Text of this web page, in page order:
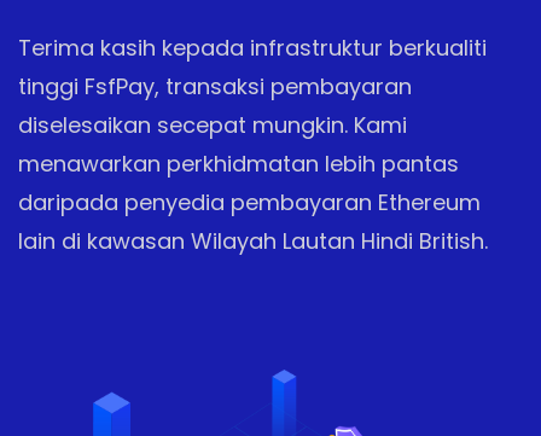
Terima kasih kepada infrastruktur berkualiti
tinggi FsfPay, transaksi pembayaran
diselesaikan secepat mungkin. Kami
menawarkan perkhidmatan lebih pantas
daripada penyedia pembayaran Ethereum
lain di kawasan Wilayah Lautan Hindi British.